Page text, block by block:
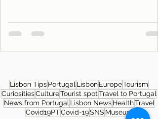
Lisbon TipsPortugal LisbonEuropeTourism
CuriositiesCultureTourist spotTravel to Portugal
News from Portugal Lisbon News HealthTravel
Covid19PTCovid-19SNS Museum